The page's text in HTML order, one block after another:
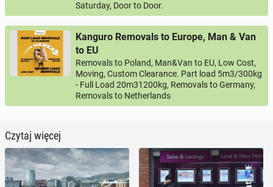
Saturday, Door to Door.
Kanguro Removals to Europe, Man & Van
to EU
Removals to Poland, Man&Van to EU, Low Cost,
Moving, Custom Clearance. Part load 5m3/300kg
- Full Load 20m31200kg, Removals to Germany,
Removals to Netherlands
Czytaj więcej